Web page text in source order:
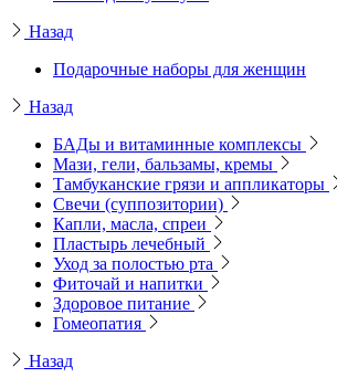
Назад
Подарочные наборы для женщин
Назад
БАДы и витаминные комплексы
Мази, гели, бальзамы, кремы
Тамбуканские грязи и аппликаторы
Свечи (суппозитории)
Капли, масла, спреи
Пластырь лечебный
Уход за полостью рта
Фиточай и напитки
Здоровое питание
Гомеопатия
Назад